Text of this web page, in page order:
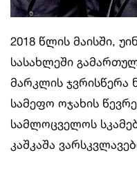
2018 წლის მაისში,
სასახლეში
მარკლის ჯვრისწერა
სამეფო ოჯახის
სამლოცველოს
კაშკაშა